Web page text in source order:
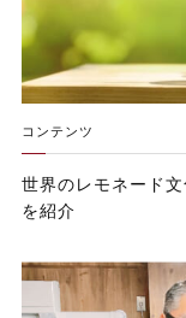
コンテンツ
世界のレモネード
を紹介